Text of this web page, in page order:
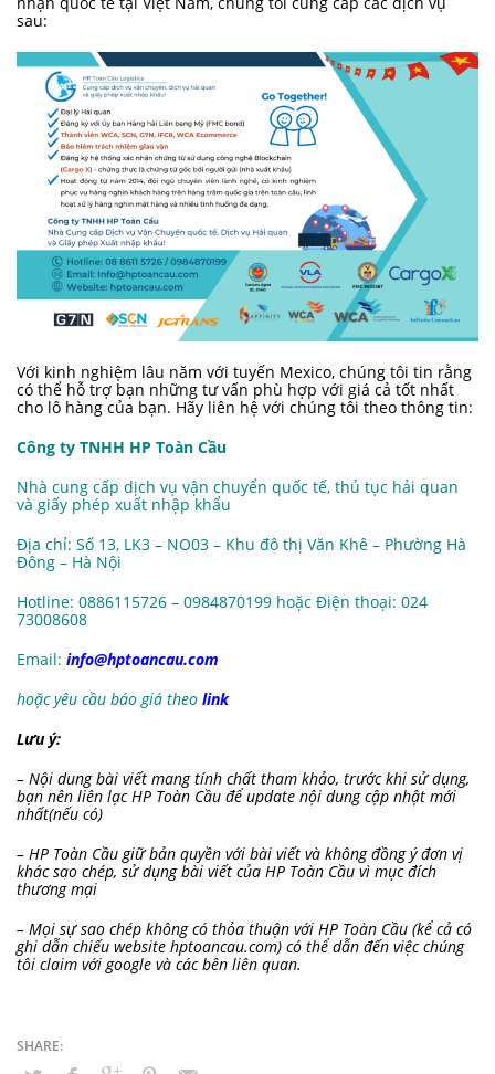
sau:
Với kinh nghiệm lâu năm với tuyến Mexico, chúng tôi tin rằng
có thể hỗ trợ bạn những tư vấn phù hợp với giá cả tốt nhất
cho lô hàng của bạn. Hãy liên hệ với chúng tôi theo thông tin:
Công ty TNHH HP Toàn Cầu
Nhà cung cấp dịch vụ vận chuyển quốc tế, thủ tục hải quan
và giấy phép xuất nhập khẩu
Địa chỉ: Số 13, LK3 – NO03 – Khu đô thị Văn Khê – Phường Hà
Đông – Hà Nội
Hotline: 0886115726 – 0984870199 hoặc Điện thoại: 024
73008608
Email: info@hptoancau.com
hoặc yêu cầu báo giá theo link
Lưu ý:
– Nội dung bài viết mang tính chất tham khảo, trước khi sử dụng,
bạn nên liên lạc HP Toàn Cầu để update nội dung cập nhật mới
nhất(nếu có)
– HP Toàn Cầu giữ bản quyền với bài viết và không đồng ý đơn vị
khác sao chép, sử dụng bài viết của HP Toàn Cầu vì mục đích
thương mại
– Mọi sự sao chép không có thỏa thuận với HP Toàn Cầu (kể cả có
ghi dẫn chiếu website hptoancau.com) có thể dẫn đến việc chúng
tôi claim với google và các bên liên quan.